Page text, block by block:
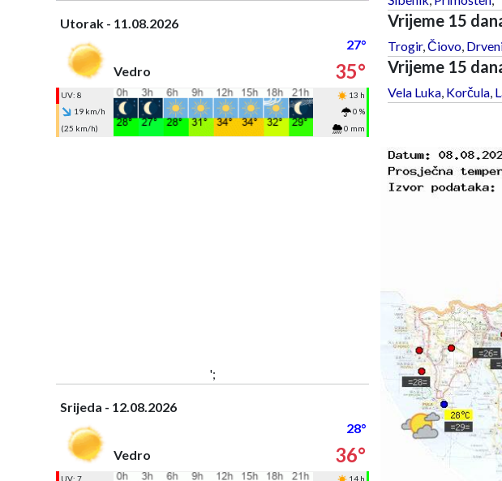
Utorak - 11.08.2026
27°
Vedro
35°
UV: 8
13 h
19 km/h
0 %
(25 km/h)
0 mm
';
Srijeda - 12.08.2026
28°
Vedro
36°
UV: 7
14 h
Vrijeme 15
Trogir, Čiovo,
Vrijeme 15
Vela Luka, Korčula,